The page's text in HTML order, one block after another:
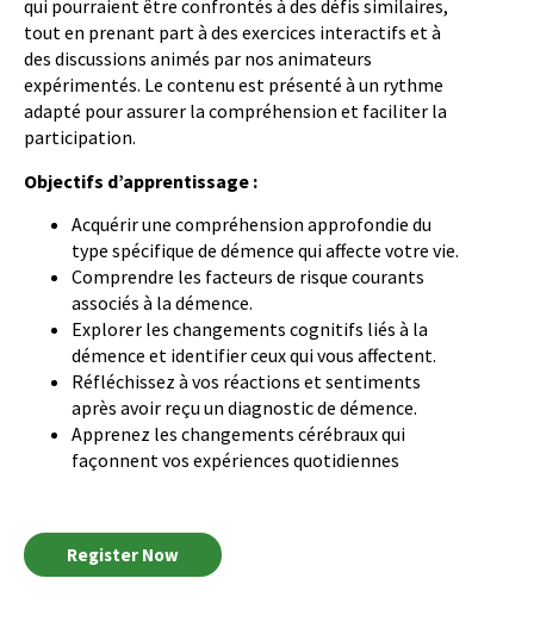
qui pourraient être confrontés à des défis similaires,
tout en prenant part à des exercices interactifs et à
des discussions animés par nos animateurs
expérimentés. Le contenu est présenté à un rythme
adapté pour assurer la compréhension et faciliter la
participation.
Objectifs d’apprentissage :
Acquérir une compréhension approfondie du
type spécifique de démence qui affecte votre vie.
Comprendre les facteurs de risque courants
associés à la démence.
Explorer les changements cognitifs liés à la
démence et identifier ceux qui vous affectent.
Réfléchissez à vos réactions et sentiments
après avoir reçu un diagnostic de démence.
Apprenez les changements cérébraux qui
façonnent vos expériences quotidiennes
Register Now